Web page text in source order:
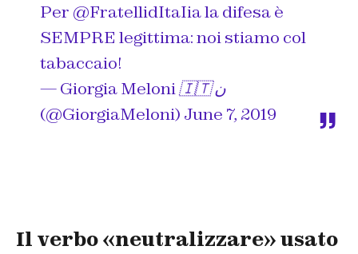
Per @FratellidItaIiala difesa è
SEMPRE legittima: noi stiamo col
tabaccaio!
— Giorgia Meloni 🇮🇹 ن
(@GiorgiaMeloni) June 7, 2019
Il verbo «neutralizzare» usato